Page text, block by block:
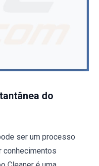
do
ser um processo
conhecimentos